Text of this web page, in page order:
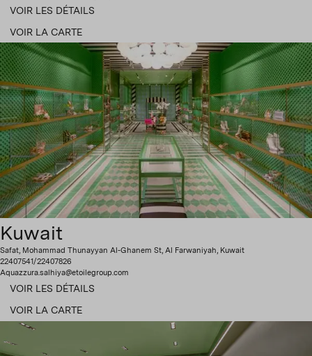
VOIR LES DÉTAILS
VOIR LA CARTE
Kuwait
Safat, Mohammad Thunayyan Al-Ghanem St, Al Farwaniyah, Kuwait
22407541/22407826
Aquazzura.salhiya@etoilegroup.com
VOIR LES DÉTAILS
VOIR LA CARTE